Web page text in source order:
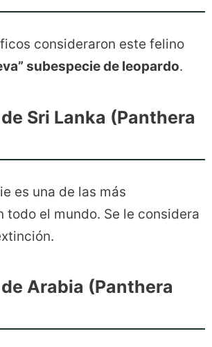
consideraron este felino
subespecie de leopardo.
de Sri Lanka (Panthera
es una de las más
todo el mundo. Se le considera
de Arabia (Panthera